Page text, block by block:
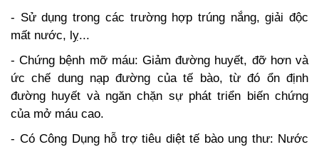
- Sử dụng trong các trường hợp trúng nắng, giải độc
mất nước, lỵ...
- Chứng bệnh mỡ máu: Giảm đường huyết, đỡ hơn và
ức chế dung nạp đường của tế bào, từ đó ổn định
đường huyết và ngăn chặn sự phát triển biến chứng
của mở máu cao.
- Có Công Dụng hỗ trợ tiêu diệt tế bào ung thư: Nước